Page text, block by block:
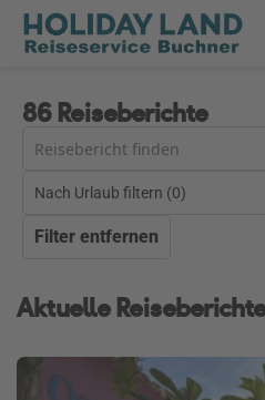
86 Reiseberichte
Nach Urlaub filtern (0)
Filter entfernen
Aktuelle